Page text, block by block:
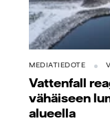
MEDIATIEDOTE
Vattenfall
vähäiseen
alueella